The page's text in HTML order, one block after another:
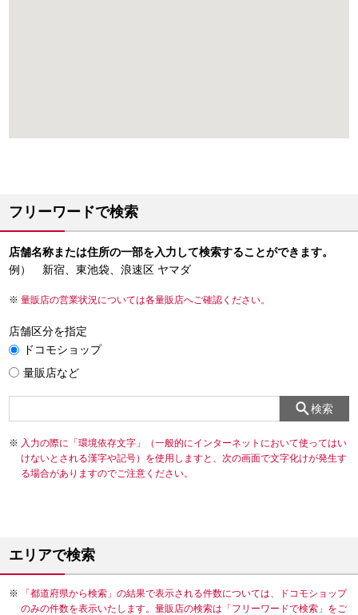
フリーワードで検索
店舗名称または住所の一部を入力して検索することができます。
例） 新宿、東池袋、浪速区 ヤマダ
量販店の営業状況については各量販店へご確認ください。
店舗区分を指定
ドコモショップ
量販店など
検索
入力の際に「環境依存文字」（一般的にインターネットにおいて使ってはい
けないとされる漢字や記号）を使用しますと、次の画面で文字化けが発生す
る場合がありますのでご注意ください。
エリアで検索
「都道府県から検索」の結果で表示される件数については、ドコモショップ
のみの件数を表示いたします。量販店の検索は「フリーワードで検索」をご